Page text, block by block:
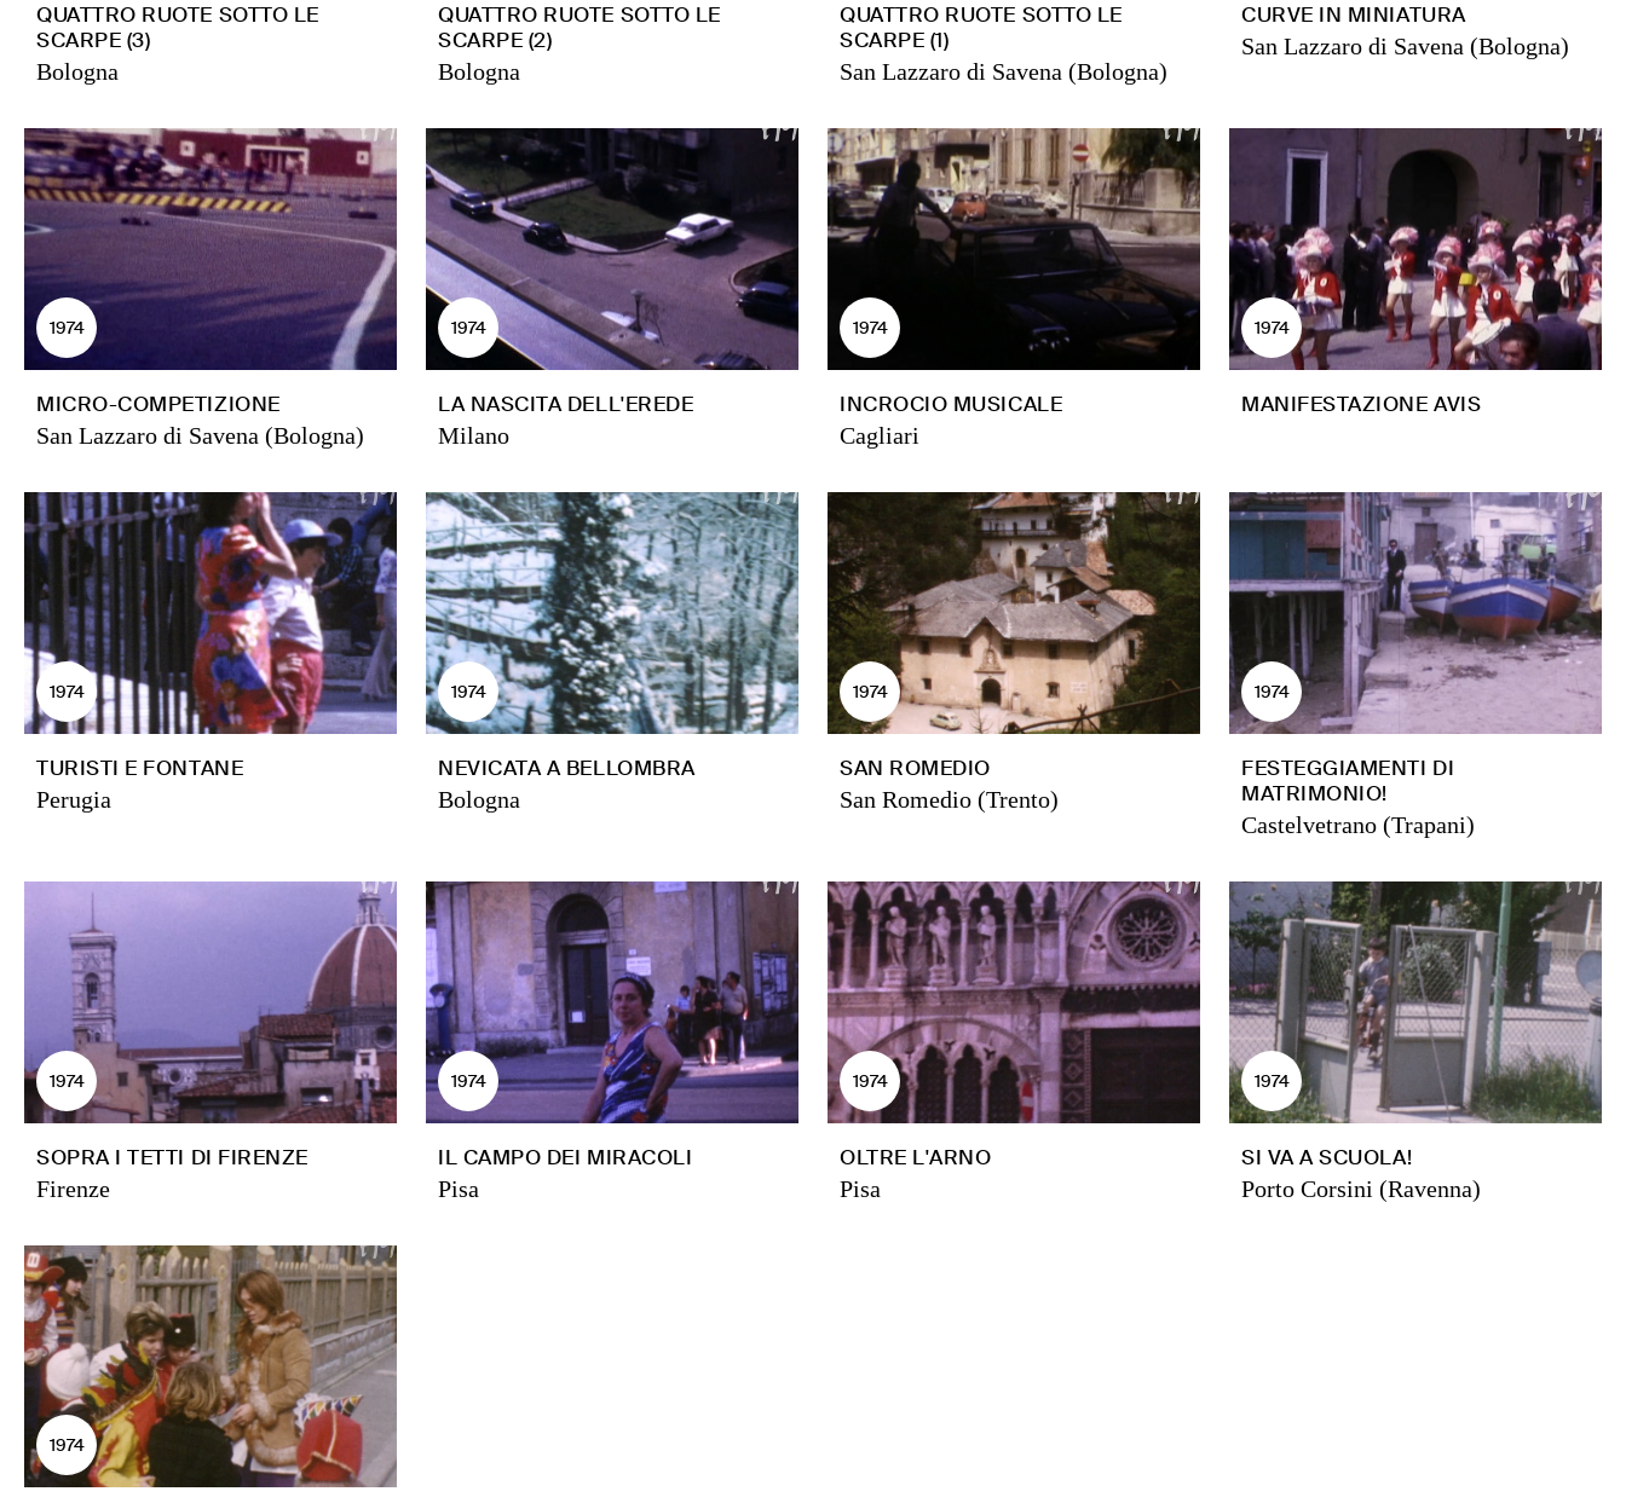
QUATTRO RUOTE SOTTO LE
SCARPE (3)
Bologna
QUATTRO RUOTE SOTTO LE
SCARPE (2)
Bologna
QUATTRO RUOTE SOTTO LE
SCARPE (1)
San Lazzaro di Savena (Bologna)
CURVE IN MINIATURA
San Lazzaro di Savena (Bologna)
1974
MICRO-COMPETIZIONE
San Lazzaro di Savena (Bologna)
1974
LA NASCITA DELL'EREDE
Milano
1974
INCROCIO MUSICALE
Cagliari
1974
MANIFESTAZIONE AVIS
1974
TURISTI E FONTANE
Perugia
1974
NEVICATA A BELLOMBRA
Bologna
1974
SAN ROMEDIO
San Romedio (Trento)
1974
FESTEGGIAMENTI DI
MATRIMONIO!
Castelvetrano (Trapani)
1974
SOPRA I TETTI DI FIRENZE
Firenze
1974
IL CAMPO DEI MIRACOLI
Pisa
1974
OLTRE L'ARNO
Pisa
1974
SI VA A SCUOLA!
Porto Corsini (Ravenna)
1974